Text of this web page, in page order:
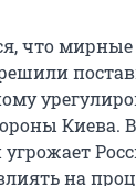
что
Киева.
на